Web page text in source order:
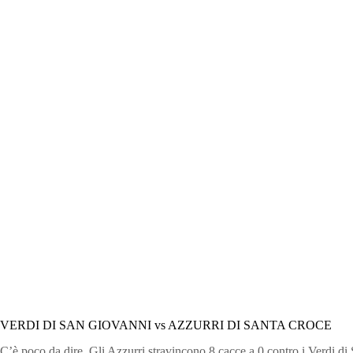
VERDI DI SAN GIOVANNI vs AZZURRI DI SANTA CROCE